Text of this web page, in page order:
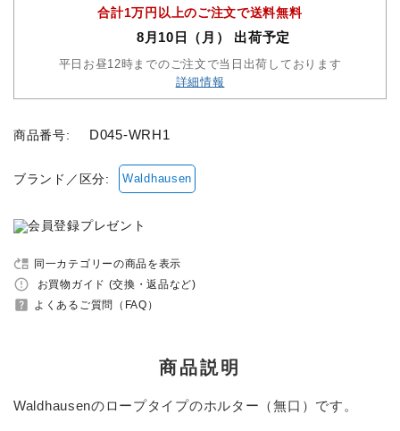
馬グッズ・アクセサリー
その他ペットグッズ
アウトレット商品
ブランド一覧
よくあるご質問（FAQ）
合計1万円以上のご注文で送料無料
8月10日（月） 出荷予定
平日お昼12時までのご注文で当日出荷しております
詳細情報
商品番号: D045-WRH1
ブランド／区分: Waldhausen
move_up 同一カテゴリーの商品を表示
error_outline お買物ガイド (交換・返品など)
help_center よくあるご質問（FAQ）
商品説明
Waldhausenのロープタイプのホルター（無口）です。